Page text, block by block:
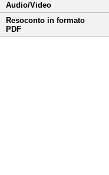
Audio/Video
Resoconto in formato
PDF